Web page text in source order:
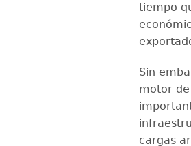
tiempo
Sin
motor
cargas